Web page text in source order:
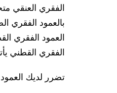
الفقري العنقي
بالعمود الفقري
العمود الفقري
الفقري القطني
تضرر لديك